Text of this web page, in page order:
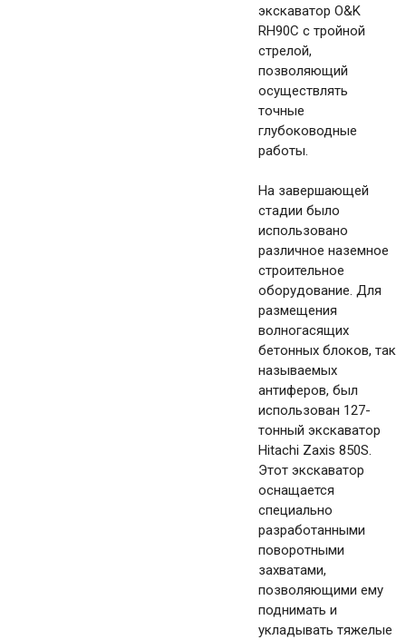
экскаватор O&K
RH90C с тройной
стрелой,
позволяющий
осуществлять
точные
глубоководные
работы.
На завершающей
стадии было
использовано
различное наземное
строительное
оборудование. Для
размещения
волногасящих
бетонных блоков, так
называемых
антиферов, был
использован 127-
тонный экскаватор
Hitachi Zaxis 850S.
Этот экскаватор
оснащается
специально
разработанными
поворотными
захватами,
позволяющими ему
поднимать и
укладывать тяжелые